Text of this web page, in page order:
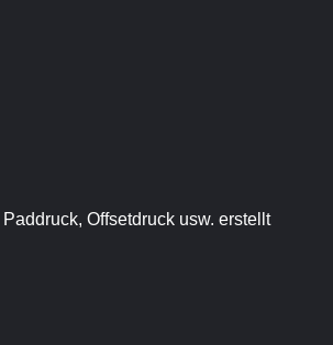
Offsetdruck usw. erstellt